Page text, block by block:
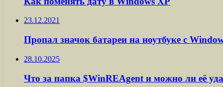
23.12.2021
Пропал значок батареи на ноутбуке с
28.10.2025
Что за папка $WinREAgent и можно ли её